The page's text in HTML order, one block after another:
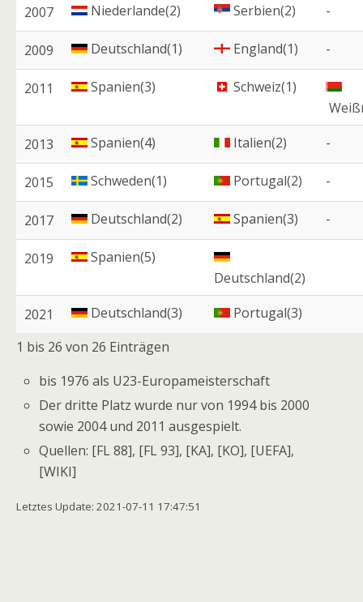
2007 Niederlande(2) Serbien(2) -
2009 Deutschland(1) England(1) -
2011 Spanien(3)
Schweiz(1)
2013 Spanien(4) Italien(2) -
2015 Schweden(1) Portugal(2) -
2017 Deutschland(2) Spanien(3) -
2019
Spanien(5)
Deutschland(2)
2021 Deutschland(3)
Portugal(3)
1 bis 26 von 26 Einträgen
bis 1976 als U23-Europameisterschaft
Der dritte Platz wurde nur von 1994 bis 2000
sowie 2004 und 2011 ausgespielt.
Quellen: [FL 88], [FL 93], [KA], [KO], [UEFA],
[WIKI]
Letztes Update: 2021-07-11 17:47:51